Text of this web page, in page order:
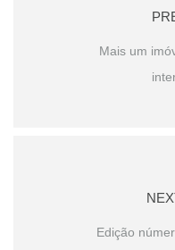
Mais um
Edição